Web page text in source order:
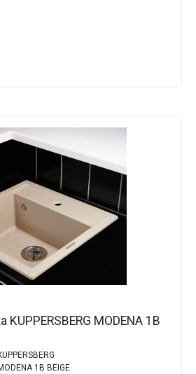
MODENA 1B
1B BEIGE